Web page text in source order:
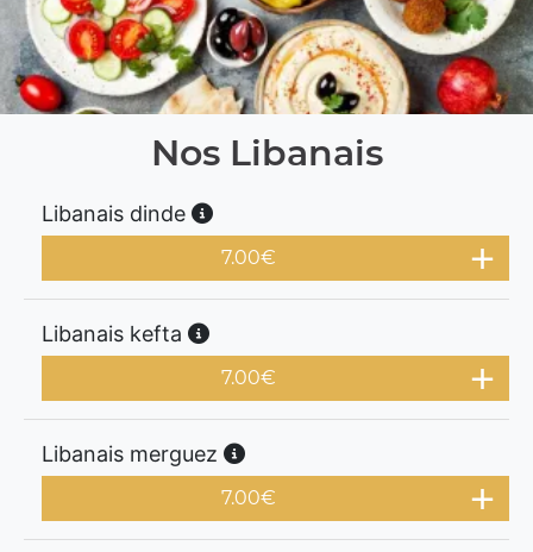
Nos Libanais
Libanais dinde
7.00€
Libanais kefta
7.00€
Libanais merguez
7.00€